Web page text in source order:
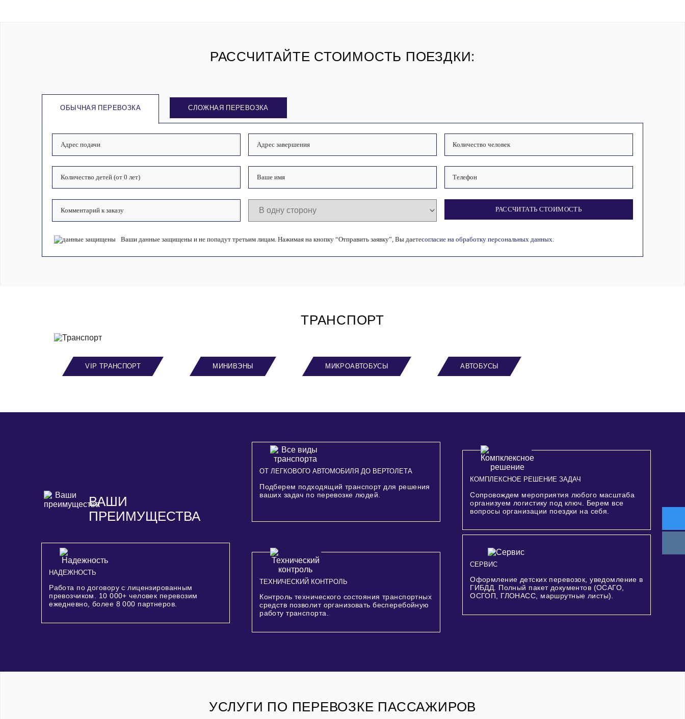
РАССЧИТАЙТЕ СТОИМОСТЬ ПОЕЗДКИ:
ОБЫЧНАЯ ПЕРЕВОЗКА СЛОЖНАЯ ПЕРЕВОЗКА
РАССЧИТАТЬ СТОИМОСТЬ
Ваши данные защищены и не попадут третьим лицам. Нажимая на кнопку “Отправить заявку”, Вы даетесогласие на обработку персональных данных.
ТРАНСПОРТ
VIP ТРАНСПОРТ МИНИВЭНЫ МИКРОАВТОБУСЫ АВТОБУСЫ
ВАШИ
ПРЕИМУЩЕСТВА
ОТ ЛЕГКОВОГО АВТОМОБИЛЯ ДО ВЕРТОЛЕТА
Подберем подходящий транспорт для решения
ваших задач по перевозке людей.
КОМПЛЕКСНОЕ РЕШЕНИЕ ЗАДАЧ
Сопровождем мероприятия любого масштаба
организуем логистику под ключ. Берем все
вопросы организации поездки на себя.
НАДЕЖНОСТЬ
Работа по договору с лицензированным
превозчиком. 10 000+ человек перевозим
ежедневно, более 8 000 партнеров.
ТЕХНИЧЕСКИЙ КОНТРОЛЬ
Контроль технического состояния транспортных
средств позволит организовать бесперебойную
работу транспорта.
СЕРВИС
Оформление детских перевозок, уведомление в
ГИБДД. Полный пакет документов (ОСАГО,
ОСГОП, ГЛОНАСС, маршрутные листы).
УСЛУГИ ПО ПЕРЕВОЗКЕ ПАССАЖИРОВ